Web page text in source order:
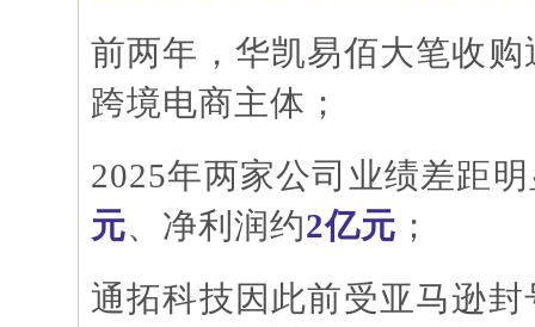
前两年，华凯易佰大笔收
跨境电商主体；
2025年两家公司业绩差距
元、净利润约2亿元 ；
通拓科技因此前受亚马逊